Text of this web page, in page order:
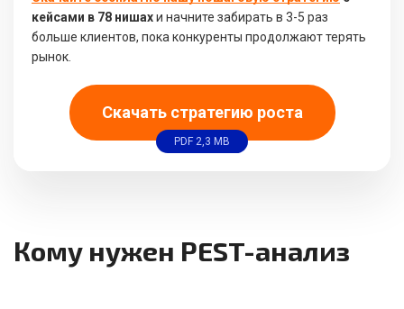
кейсами в 78 нишахи начните забирать в 3-5 раз
больше клиентов, пока конкуренты продолжают терять
рынок.
Скачать стратегию роста
PDF 2,3 MB
Кому нужен PEST-анализ